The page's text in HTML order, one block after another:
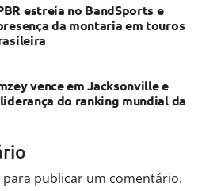
estreia no BandSports e
da montaria em touros
vence em Jacksonville e
do ranking mundial da
para publicar um comentário.